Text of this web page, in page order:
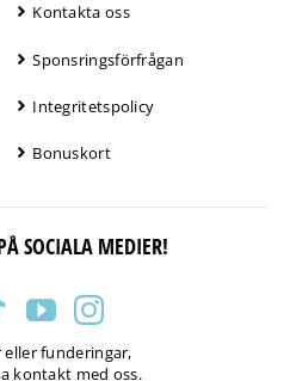
Kontakta oss
Sponsringsförfrågan
Integritetspolicy
Bonuskort
SOCIALA MEDIER!
funderingar,
kontakt med oss.